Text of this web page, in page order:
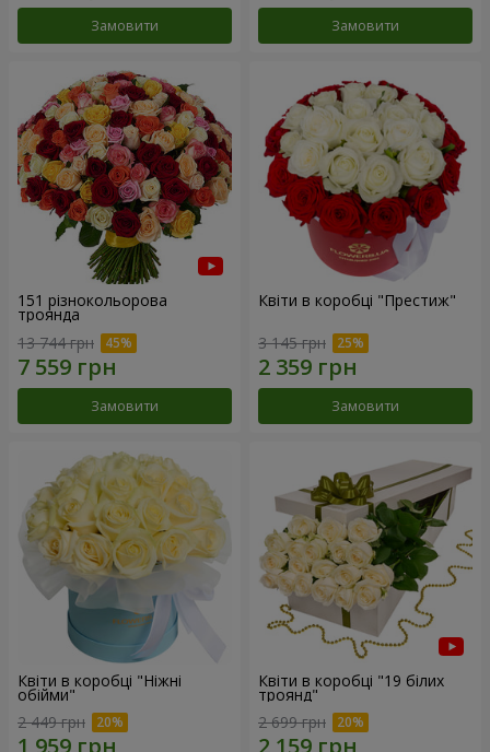
Замовити Замовити
151 різнокольорова
троянда
13 744 грн
Замовити
Квіти в коробці "Престиж"
3 145 грн
Замовити
Квіти в коробці "Ніжні
обійми"
2 449 грн
Квіти в коробці "19 білих
троянд"
2 699 грн